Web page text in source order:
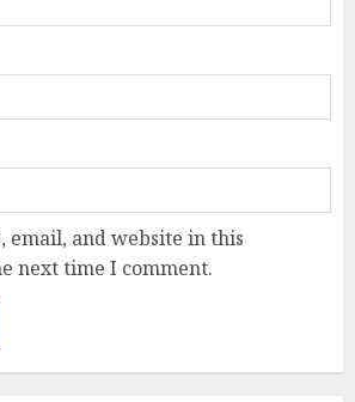
email, and website in this
next time I comment.